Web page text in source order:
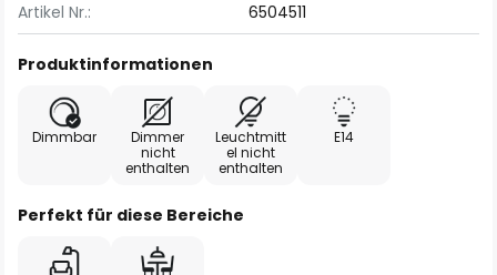
Artikel Nr.: 6504511
Produktinformationen
Dimmbar
Dimmer
nicht
enthalten
Leuchtmitt
el nicht
enthalten
E14
Perfekt für diese Bereiche